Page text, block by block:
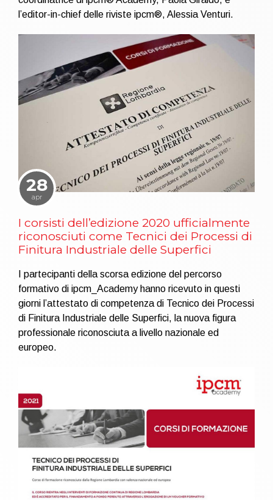
l’editor-in-chief delle riviste ipcm®, Alessia Venturi.
28
apr
I corsisti dell’edizione 2020 ufficialmente
riconosciuti come Tecnici dei Processi di
Finitura Industriale delle Superfici
I partecipanti della scorsa edizione del percorso
formativo di ipcm_Academy hanno ricevuto in questi
giorni l’attestato di competenza di Tecnico dei Processi
di Finitura Industriale delle Superfici, la nuova figura
professionale riconosciuta a livello nazionale ed
europeo.